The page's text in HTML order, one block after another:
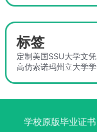
标签
定制美国SSU大学文凭
高仿索诺玛州立大学
学校原版毕业证书